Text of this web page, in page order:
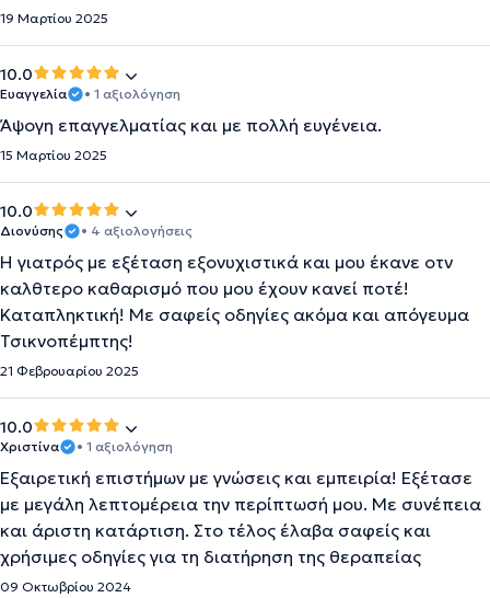
19 Μαρτίου 2025
10.0
Ευαγγελία • 1 αξιολόγηση
Άψογη επαγγελματίας και με πολλή ευγένεια.
15 Μαρτίου 2025
10.0
Διονύσης • 4 αξιολογήσεις
Η γιατρός με εξέταση εξονυχιστικά και μου έκανε οτν
καλθτερο καθαρισμό που μου έχουν κανεί ποτέ!
Καταπληκτική! Με σαφείς οδηγίες ακόμα και απόγευμα
Τσικνοπέμπτης!
21 Φεβρουαρίου 2025
10.0
Χριστίνα • 1 αξιολόγηση
Εξαιρετική επιστήμων με γνώσεις και εμπειρία! Εξέτασε
με μεγάλη λεπτομέρεια την περίπτωσή μου. Με συνέπεια
και άριστη κατάρτιση. Στο τέλος έλαβα σαφείς και
χρήσιμες οδηγίες για τη διατήρηση της θεραπείας
09 Οκτωβρίου 2024